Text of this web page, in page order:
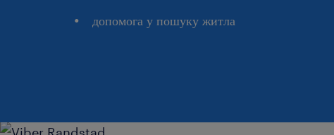
допомога у пошуку житла